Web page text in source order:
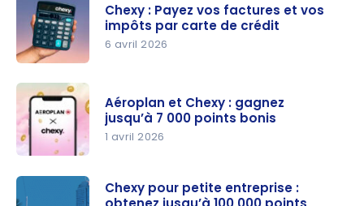
Payez vos
factures et
vos impôts
par carte
de crédit
Chexy : Payez vos factures et vos
impôts par carte de crédit
6 avril 2026
et Chexy :
Aéroplan et Chexy : gagnez
jusqu’à 7 000 points bonis
1 avril 2026
Chexy pour petite entreprise :